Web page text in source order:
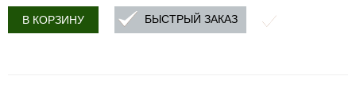
В КОРЗИНУ БЫСТРЫЙ ЗАКАЗ